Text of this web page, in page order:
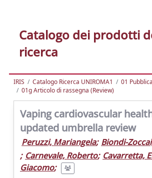
Catalogo dei prodotti
ricerca
IRIS Catalogo Ricerca UNIROMA1
01
01g Articolo di rassegna (Review)
Vaping cardiovascular
updated umbrella review
Peruzzi, Mariangela; Biondi-
; Carnevale, Roberto; Cavarretta,
Giacomo;